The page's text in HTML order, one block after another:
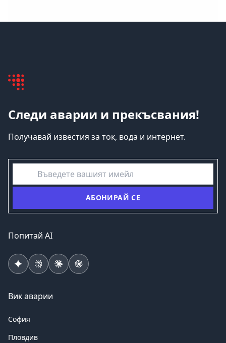
Следи аварии и прекъсвания!
Получавай известия за ток, вода и интернет.
емайл
АБОНИРАЙ СЕ
Попитай AI
Вик аварии
София
Пловдив